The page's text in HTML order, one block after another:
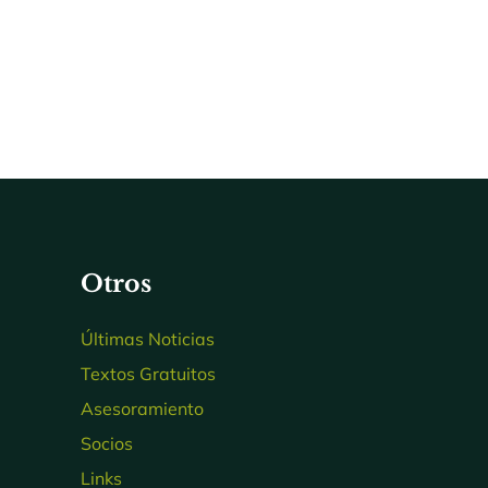
Otros
Últimas Noticias
Textos Gratuitos
Asesoramiento
Socios
Links